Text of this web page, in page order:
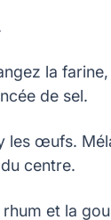
la
de sel.
les œufs.
centre.
et la